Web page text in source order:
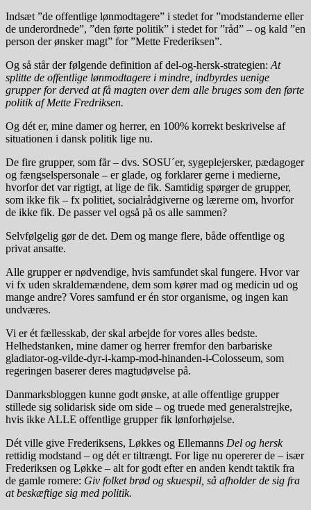
Indsæt ”de offentlige lønmodtagere” i stedet for ”modstanderne eller
de underordnede”, ”den førte politik” i stedet for ”råd” – og kald ”en
person der ønsker magt” for ”Mette Frederiksen”.
Og så står der følgende definition af del-og-hersk-strategien: At
splitte de offentlige lønmodtagere i mindre, indbyrdes uenige
grupper for derved at få magten over dem alle bruges som den førte
politik af Mette Fredriksen.
Og dét er, mine damer og herrer, en 100% korrekt beskrivelse af
situationen i dansk politik lige nu.
De fire grupper, som får – dvs. SOSU´er, sygeplejersker, pædagoger
og fængselspersonale – er glade, og forklarer gerne i medierne,
hvorfor det var rigtigt, at lige de fik. Samtidig spørger de grupper,
som ikke fik – fx politiet, socialrådgiverne og lærerne om, hvorfor
de ikke fik. De passer vel også på os alle sammen?
Selvfølgelig gør de det. Dem og mange flere, både offentlige og
privat ansatte.
Alle grupper er nødvendige, hvis samfundet skal fungere. Hvor var
vi fx uden skraldemændene, dem som kører mad og medicin ud og
mange andre? Vores samfund er én stor organisme, og ingen kan
undværes.
Vi er ét fællesskab, der skal arbejde for vores alles bedste.
Helhedstanken, mine damer og herrer fremfor den barbariske
gladiator-og-vilde-dyr-i-kamp-mod-hinanden-i-Colosseum, som
regeringen baserer deres magtudøvelse på.
Danmarksbloggen kunne godt ønske, at alle offentlige grupper
stillede sig solidarisk side om side – og truede med generalstrejke,
hvis ikke ALLE offentlige grupper fik lønforhøjelse.
Dét ville give Frederiksens, Løkkes og Ellemanns Del og hersk
rettidig modstand – og dét er tiltrængt. For lige nu opererer de – især
Frederiksen og Løkke – alt for godt efter en anden kendt taktik fra
de gamle romere: Giv folket brød og skuespil, så afholder de sig fra
at beskæftige sig med politik.